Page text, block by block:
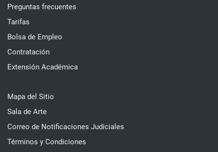
Preguntas frecuentes
Tarifas
Bolsa de Empleo
Contratación
Extensión Académica
Mapa del Sitio
Sala de Arte
Correo de Notificaciones Judiciales
Términos y Condiciones